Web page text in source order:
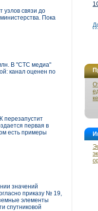
узлов связи до
Пока
В "СТС медиа"
канал оценен по
перезапустит
первая в
есть примеры
значений
приказу № 19,
элементы
спутниковой